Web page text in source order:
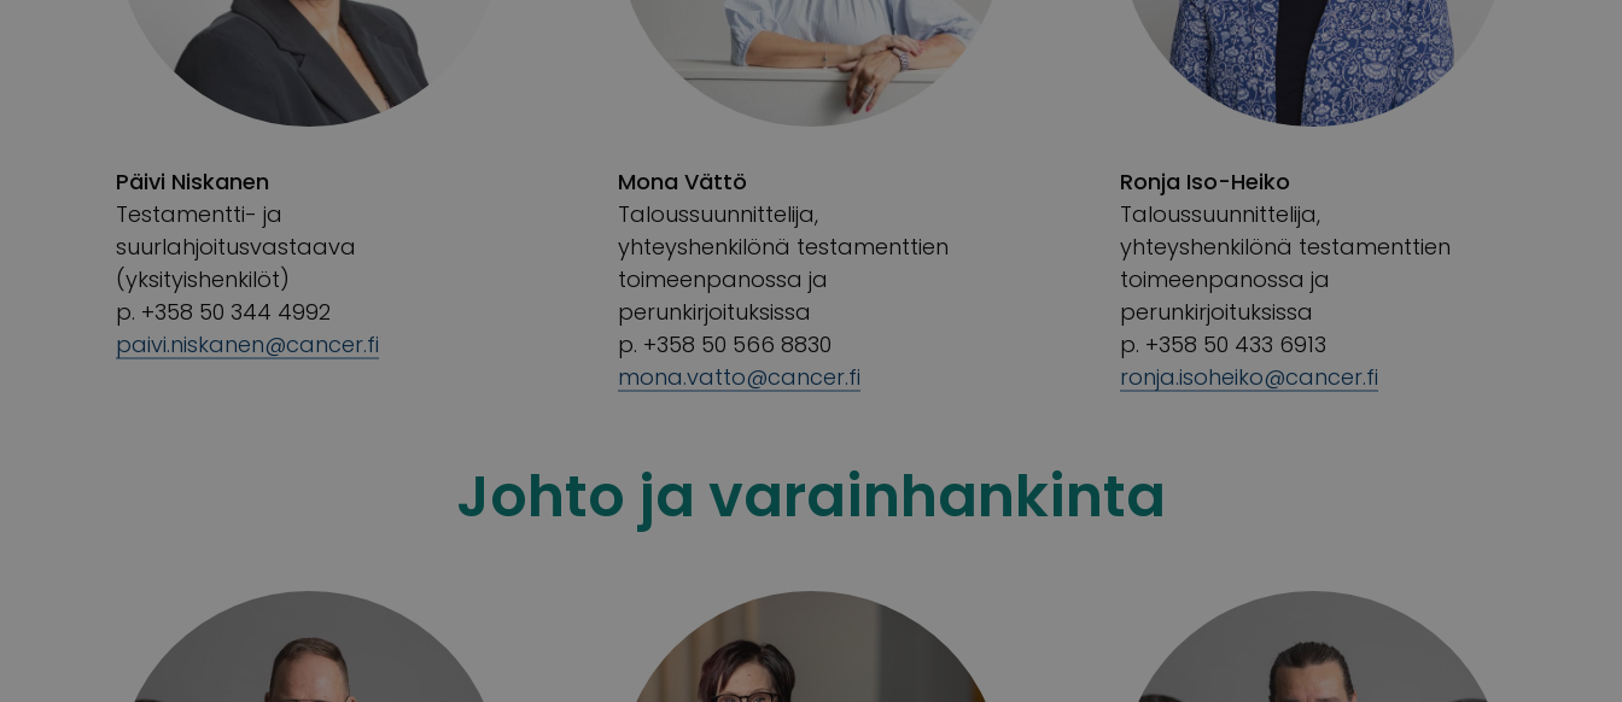
Päivi Niskanen
Testamentti- ja
suurlahjoitusvastaava
(yksityishenkilöt)
p. +358 50 344 4992
paivi.niskanen@cancer.fi
Mona Vättö
Taloussuunnittelija,
yhteyshenkilönä testamenttien
toimeenpanossa ja
perunkirjoituksissa
p. +358 50 566 8830
mona.vatto@cancer.fi
Ronja Iso-Heiko
Taloussuunnittelija,
yhteyshenkilönä testamenttien
toimeenpanossa ja
perunkirjoituksissa
p. +358 50 433 6913
ronja.isoheiko@cancer.fi
Johto ja varainhankinta